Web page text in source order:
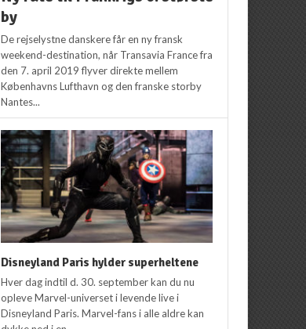
by
De rejselystne danskere får en ny fransk
weekend-destination, når Transavia France fra
den 7. april 2019 flyver direkte mellem
Københavns Lufthavn og den franske storby
Nantes...
Disneyland Paris hylder superheltene
Hver dag indtil d. 30. september kan du nu
opleve Marvel-universet i levende live i
Disneyland Paris. Marvel-fans i alle aldre kan